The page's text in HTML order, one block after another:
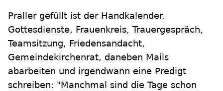
Praller gefüllt ist der Handkalender.
Gottesdienste, Frauenkreis, Trauergespräch,
Teamsitzung, Friedensandacht,
Gemeindekirchenrat, daneben Mails
abarbeiten und irgendwann eine Predigt
schreiben: "Manchmal sind die Tage schon